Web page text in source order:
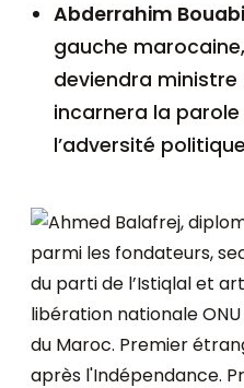
Abderrahim
gauche
deviendra ministre
incarnera la
l’adversité